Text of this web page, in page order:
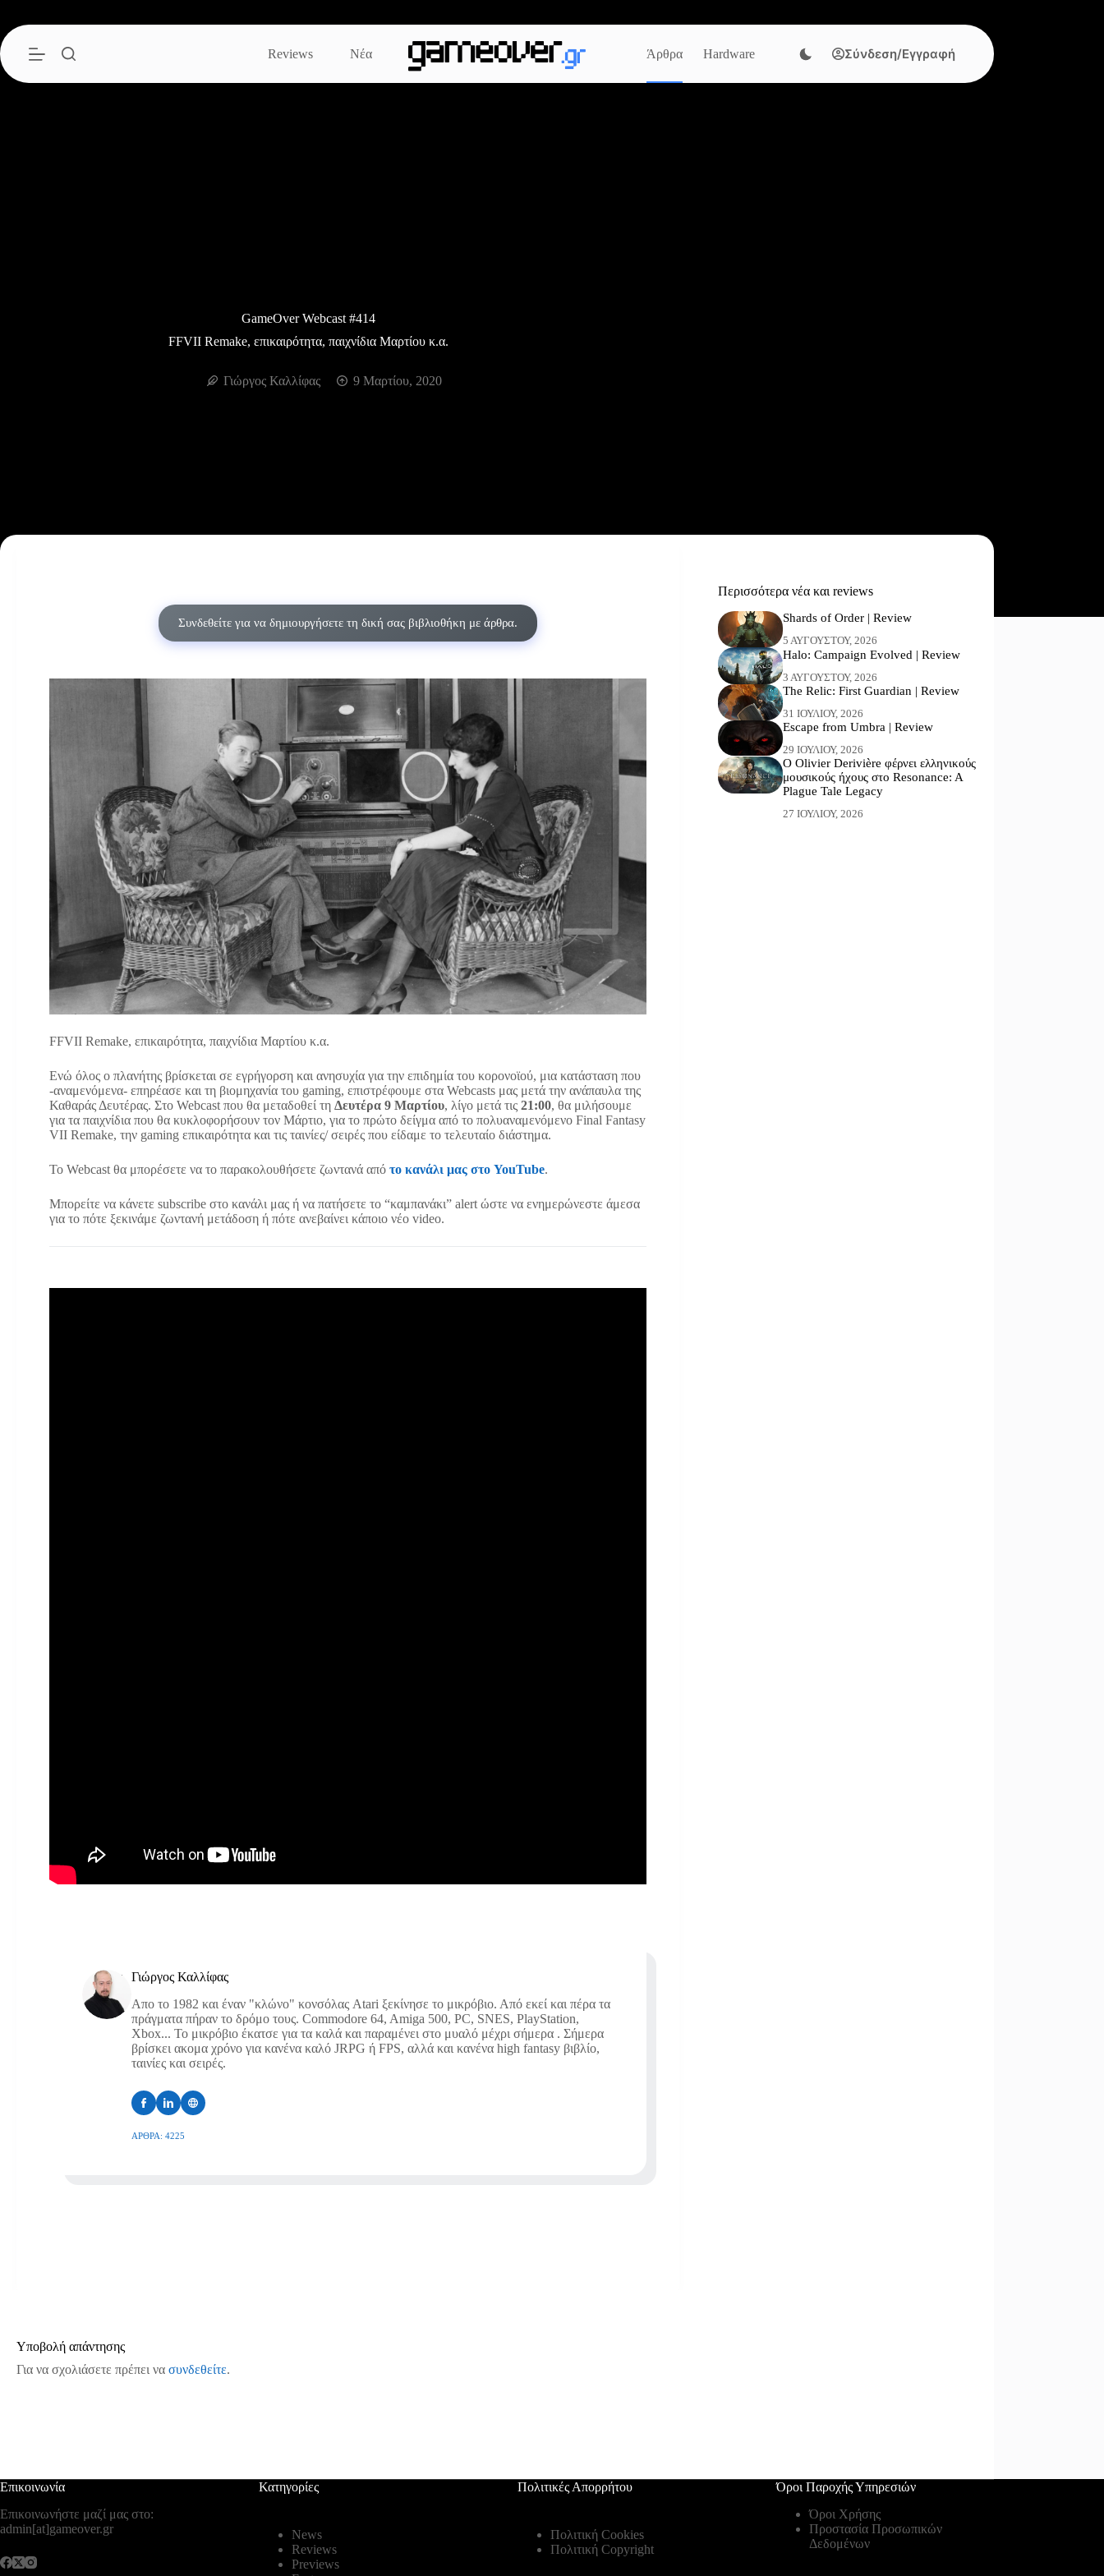
περιεχόμενο
Reviews
Νέα Άρθρα Hardware Σύνδεση/Εγγραφή
GameOver Webcast #414
FFVII Remake, επικαιρότητα, παιχνίδια Μαρτίου κ.α.
Γιώργος Καλλίφας 9 Μαρτίου, 2020
Συνδεθείτε για να δημιουργήσετε τη δική σας βιβλιοθήκη με άρθρα.
FFVII Remake, επικαιρότητα, παιχνίδια Μαρτίου κ.α.
Ενώ όλος ο πλανήτης βρίσκεται σε εγρήγορση και ανησυχία για την επιδημία του κορονοϊού, μια κατάσταση που
-αναμενόμενα- επηρέασε και τη βιομηχανία του gaming, επιστρέφουμε στα Webcasts μας μετά την ανάπαυλα της
Καθαράς Δευτέρας. Στο Webcast που θα μεταδοθεί τη Δευτέρα 9 Μαρτίου, λίγο μετά τις 21:00, θα μιλήσουμε
για τα παιχνίδια που θα κυκλοφορήσουν τον Μάρτιο, για το πρώτο δείγμα από το πολυαναμενόμενο Final Fantasy
VII Remake, την gaming επικαιρότητα και τις ταινίες/ σειρές που είδαμε το τελευταίο διάστημα.
To Webcast θα μπορέσετε να το παρακολουθήσετε ζωντανά από το κανάλι μας στο YouTube.
Μπορείτε να κάνετε subscribe στο κανάλι μας ή να πατήσετε το “καμπανάκι” alert ώστε να ενημερώνεστε άμεσα
για το πότε ξεκινάμε ζωντανή μετάδοση ή πότε ανεβαίνει κάποιο νέο video.
Γιώργος Καλλίφας
Απο το 1982 και έναν "κλώνο" κονσόλας Atari ξεκίνησε το μικρόβιο. Από εκεί και πέρα τα
πράγματα πήραν το δρόμο τους. Commodore 64, Amiga 500, PC, SNES, PlayStation,
Xbox... Το μικρόβιο έκατσε για τα καλά και παραμένει στο μυαλό μέχρι σήμερα . Σήμερα
βρίσκει ακομα χρόνο για κανένα καλό JRPG ή FPS, αλλά και κανένα high fantasy βιβλίο,
ταινίες και σειρές.
ΆΡΘΡΑ: 4225
Περισσότερα νέα και reviews
Shards of Order | Review
5 ΑΥΓΟΎΣΤΟΥ, 2026
Halo: Campaign Evolved | Review
3 ΑΥΓΟΎΣΤΟΥ, 2026
The Relic: First Guardian | Review
31 ΙΟΥΛΊΟΥ, 2026
Escape from Umbra | Review
29 ΙΟΥΛΊΟΥ, 2026
Ο Olivier Derivière φέρνει ελληνικούς
μουσικούς ήχους στο Resonance: A
Plague Tale Legacy
27 ΙΟΥΛΊΟΥ, 2026
Υποβολή απάντησης
Για να σχολιάσετε πρέπει να συνδεθείτε.
Επικοινωνία
Επικοινωνήστε μαζί μας στο:
admin[at]gameover.gr
Κατηγορίες
News
Reviews
Previews
Πολιτικές Απορρήτου
Πολιτική Cookies
Πολιτική Copyright
Όροι Παροχής Υπηρεσιών
Όροι Χρήσης
Προστασία Προσωπικών
Δεδομένων